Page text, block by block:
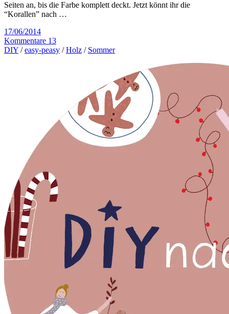
Seiten an, bis die Farbe komplett deckt. Jetzt könnt ihr die
“Korallen” nach …
17/06/2014
Kommentare 13
DIY /easy-peasy /Holz / Sommer